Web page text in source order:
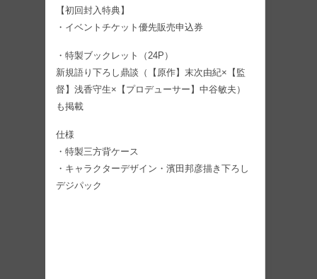
【初回封入特典】
・イベントチケット優先販売申込券
・特製ブックレット（24P）
新規語り下ろし鼎談（【原作】末次由紀×【監
督】浅香守生×【プロデューサー】中谷敏夫）
も掲載
仕様
・特製三方背ケース
・キャラクターデザイン・濱田邦彦描き下ろし
デジパック